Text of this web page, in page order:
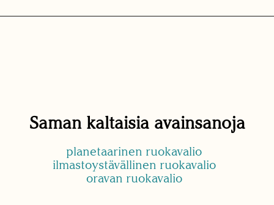
Saman kaltaisia avainsanoja
planetaarinen ruokavalio
ilmastoystävällinen ruokavalio
oravan ruokavalio